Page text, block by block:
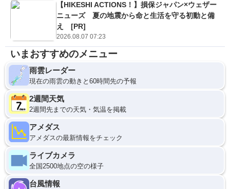
【HIKESHI ACTIONS！】損保ジャパン×ウェザー
ニューズ 夏の地震から命と生活を守る初動と備
え [PR]
2026.08.07 07:23
いまおすすめのメニュー
雨雲レーダー
現在の雨雲の動きと60時間先の予報
2週間天気
2週間先までの天気・気温を掲載
アメダス
アメダスの最新情報をチェック
ライブカメラ
全国2500地点の空の様子
台風情報